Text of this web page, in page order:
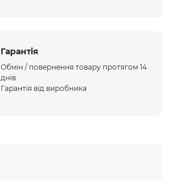
Гарантія
Обмін / повернення товару протягом 14
днів
Гарантія від виробника